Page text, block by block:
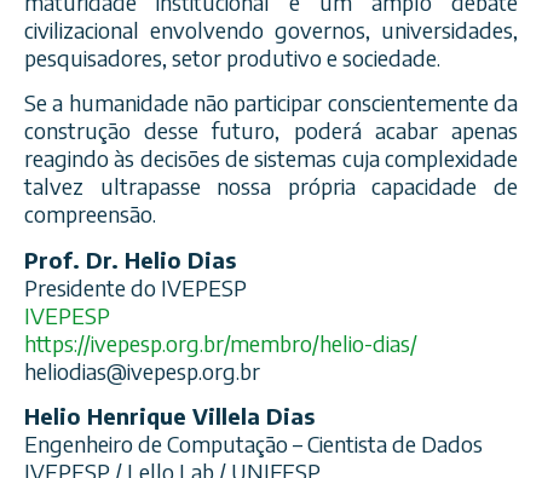
civilizacional envolvendo governos, universidades,
pesquisadores, setor produtivo e sociedade.
Se a humanidade não participar conscientemente da
construção desse futuro, poderá acabar apenas
reagindo às decisões de sistemas cuja complexidade
talvez ultrapasse nossa própria capacidade de
compreensão.
Prof. Dr. Helio Dias
Presidente do IVEPESP
IVEPESP
https://ivepesp.org.br/membro/helio-dias/
heliodias@ivepesp.org.br
Helio Henrique Villela Dias
Engenheiro de Computação – Cientista de Dados
IVEPESP / Lello Lab / UNIFESP